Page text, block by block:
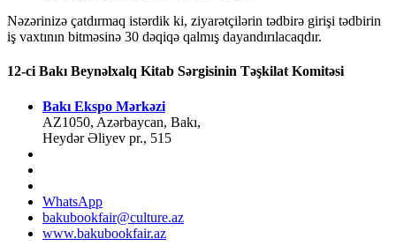
Nəzərinizə çatdırmaq istərdik ki, ziyarətçilərin tədbirə girişi tədbirin
iş vaxtının bitməsinə 30 dəqiqə qalmış dayandırılacaqdır.
12-ci Bakı Beynəlxalq Kitab Sərgisinin Təşkilat Komitəsi
Bakı Ekspo Mərkəzi
AZ1050, Azərbaycan, Bakı,
Heydər Əliyev pr., 515
WhatsApp
bakubookfair@culture.az
www.bakubookfair.az